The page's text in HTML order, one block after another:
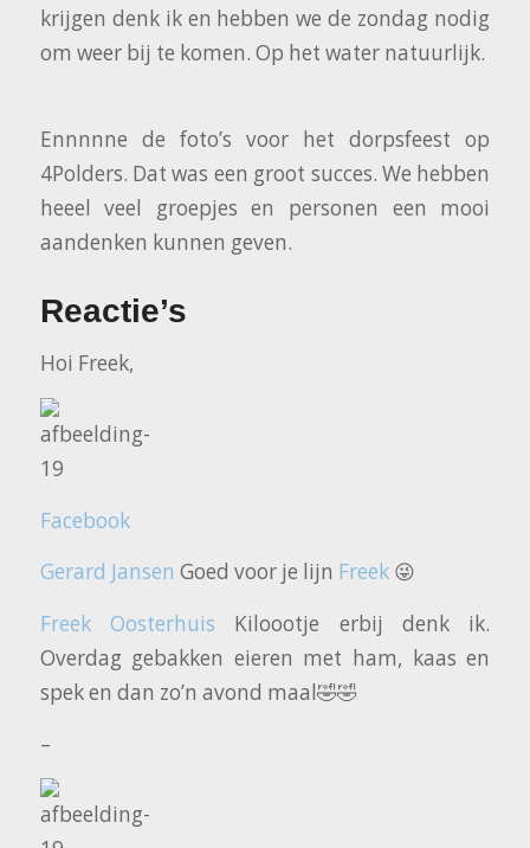
krijgen denk ik en hebben we de zondag nodig
om weer bij te komen. Op het water natuurlijk.
Ennnnne de foto’s voor het dorpsfeest op
4Polders. Dat was een groot succes. We hebben
heeel veel groepjes en personen een mooi
aandenken kunnen geven.
Reactie’s
Hoi Freek,
Facebook
Gerard Jansen Goed voor je lijn Freek😜
Freek Oosterhuis Kiloootje erbij denk ik.
Overdag gebakken eieren met ham, kaas en
spek en dan zo’n avond maal🤣🤣
–